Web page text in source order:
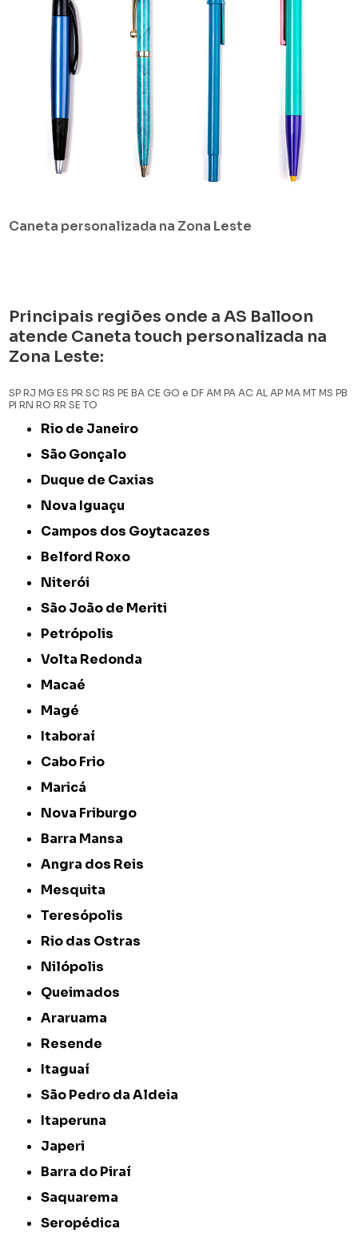
Caneta personalizada na Zona Leste
Principais regiões onde a AS Balloon
atende Caneta touch personalizada na
Zona Leste:
SP RJ MG ES PR SC RS PE BA CE GO e DF AM PA AC AL AP MA MT MS PB
PI RN RO RR SE TO
Rio de Janeiro
São Gonçalo
Duque de Caxias
Nova Iguaçu
Campos dos Goytacazes
Belford Roxo
Niterói
São João de Meriti
Petrópolis
Volta Redonda
Macaé
Magé
Itaboraí
Cabo Frio
Maricá
Nova Friburgo
Barra Mansa
Angra dos Reis
Mesquita
Teresópolis
Rio das Ostras
Nilópolis
Queimados
Araruama
Resende
Itaguaí
São Pedro da Aldeia
Itaperuna
Japeri
Barra do Piraí
Saquarema
Seropédica